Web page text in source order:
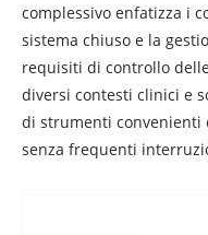
complessivo enfatizza i
sistema chiuso e la
requisiti di controllo
diversi contesti clinici e
di strumenti convenienti
senza frequenti